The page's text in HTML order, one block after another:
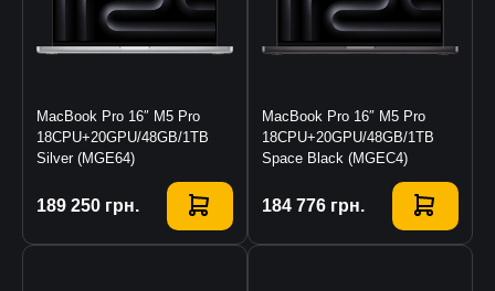
MacBook Pro 16″ M5 Pro
18CPU+20GPU/48GB/1TB
Silver (MGE64)
189 250 грн.
Купить
MacBook Pro 16″ M5 Pro
18CPU+20GPU/48GB/1TB
Space Black (MGEC4)
184 776 грн.
Купить